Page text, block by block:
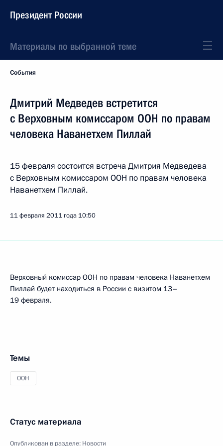
Президент России
Материалы по выбранной теме
События
Дмитрий Медведев встретится
с Верховным комиссаром ООН по правам
человека Наванетхем Пиллай
15 февраля состоится встреча Дмитрия Медведева
с Верховным комиссаром ООН по правам человека
Наванетхем Пиллай.
11 февраля 2011 года 10:50
Верховный комиссар ООН по правам человека Наванетхем
Пиллай будет находиться в России с визитом 13–
19 февраля.
Темы
ООН
Статус материала
Опубликован в разделе: Новости